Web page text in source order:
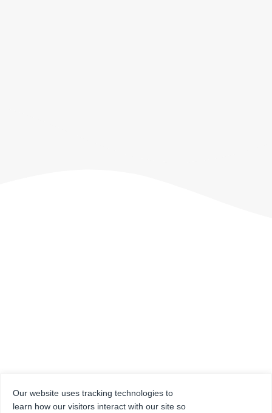
Our website uses tracking technologies to
learn how our visitors interact with our site so